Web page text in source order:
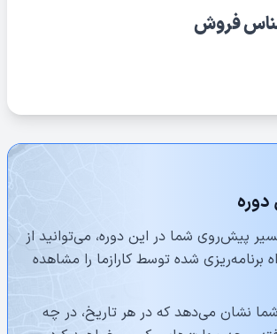
فروش
دوره
پیش‌روی شما در این دوره، می‌توانید از
برنامه‌ریزی شده توسط کارازما را مشاهده
شما نشان می‌دهد که در هر تاریخ، در چه